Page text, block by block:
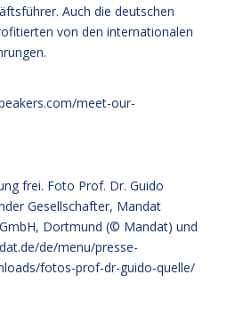
Auch die deutschen
von den internationalen
meet-our-
frei. Foto Prof. Dr. Guido
Gesellschafter, Mandat
Dortmund (© Mandat) und
de/menu/presse-
fotos-prof-dr-guido-quelle/